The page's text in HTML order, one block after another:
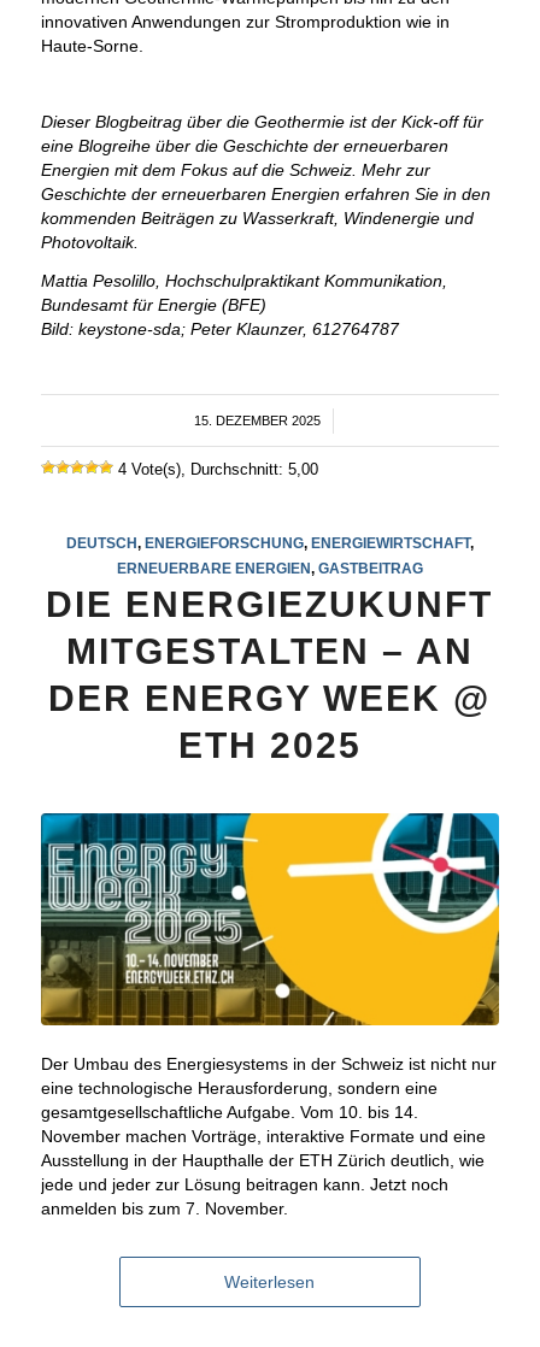
innovativen Anwendungen zur Stromproduktion wie in
Haute-Sorne.
Dieser Blogbeitrag über die Geothermie ist der Kick-off für
eine Blogreihe über die Geschichte der erneuerbaren
Energien mit dem Fokus auf die Schweiz. Mehr zur
Geschichte der erneuerbaren Energien erfahren Sie in den
kommenden Beiträgen zu Wasserkraft, Windenergie und
Photovoltaik.
Mattia Pesolillo, Hochschulpraktikant Kommunikation,
Bundesamt für Energie (BFE)
Bild: keystone-sda; Peter Klaunzer, 612764787
15. DEZEMBER 2025
/
4 Vote(s), Durchschnitt: 5,00
DEUTSCH, ENERGIEFORSCHUNG, ENERGIEWIRTSCHAFT,
ERNEUERBARE ENERGIEN, GASTBEITRAG
DIE ENERGIEZUKUNFT
MITGESTALTEN – AN
DER ENERGY WEEK @
ETH 2025
Der Umbau des Energiesystems in der Schweiz ist nicht nur
eine technologische Herausforderung, sondern eine
gesamtgesellschaftliche Aufgabe. Vom 10. bis 14.
November machen Vorträge, interaktive Formate und eine
Ausstellung in der Haupthalle der ETH Zürich deutlich, wie
jede und jeder zur Lösung beitragen kann. Jetzt noch
anmelden bis zum 7. November.
Weiterlesen